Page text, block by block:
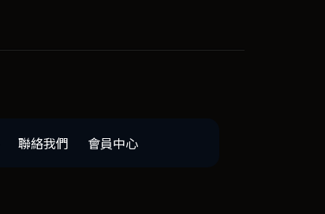
聯絡我們 會員中心